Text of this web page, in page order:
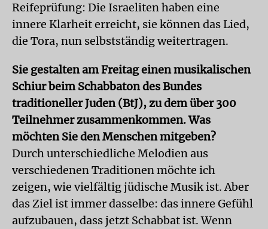
Reifeprüfung: Die Israeliten haben eine
innere Klarheit erreicht, sie können das Lied,
die Tora, nun selbstständig weitertragen.
Sie gestalten am Freitag einen musikalischen
Schiur beim Schabbaton des Bundes
traditioneller Juden (BtJ), zu dem über 300
Teilnehmer zusammenkommen. Was
möchten Sie den Menschen mitgeben?
Durch unterschiedliche Melodien aus
verschiedenen Traditionen möchte ich
zeigen, wie vielfältig jüdische Musik ist. Aber
das Ziel ist immer dasselbe: das innere Gefühl
aufzubauen, dass jetzt Schabbat ist. Wenn